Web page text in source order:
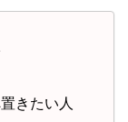
きたい人